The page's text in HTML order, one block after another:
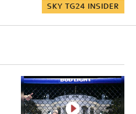
SKY TG24 INSIDER